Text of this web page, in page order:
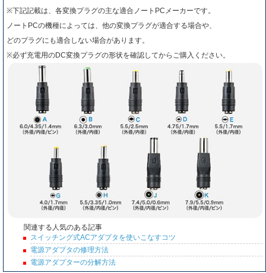
※下記記載は、各変換プラグの主な適合ノートPCメーカーです。
ノートPCの機種によっては、他の変換プラグが適合する場合や、
どのプラグにも適合しない場合があります。
※必ず充電用のDC変換プラグの形状を確認してからご購入ください。
関連する人気のある記事
スイッチング式ACアダプタを使いこなすコツ
電源アダプタの修理方法
電源アダプターの分解方法